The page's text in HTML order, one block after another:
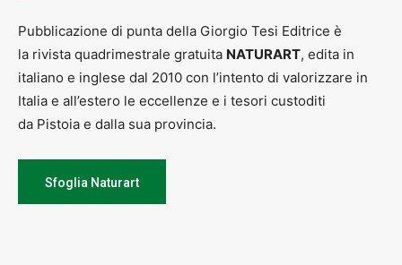
Pubblicazione di punta della Giorgio Tesi Editrice è
la rivista quadrimestrale gratuita NATURART, edita in
italiano e inglese dal 2010 con l’intento di valorizzare in
Italia e all’estero le eccellenze e i tesori custoditi
da Pistoia e dalla sua provincia.
Sfoglia Naturart